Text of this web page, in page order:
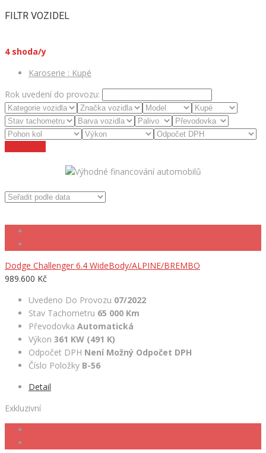
FILTR VOZIDEL
4 shoda/y
Karoserie : Kupé
Rok uvedení do provozu:
Dodge Challenger 6.4 WideBody/ALPINE/BREMBO
989.600 Kč
Uvedeno Do Provozu 07/2022
Stav Tachometru 65 000 Km
Převodovka Automatická
Výkon 361 KW (491 K)
Odpočet DPH Není Možný Odpočet DPH
Číslo Položky B-56
Detail
Exkluzivní